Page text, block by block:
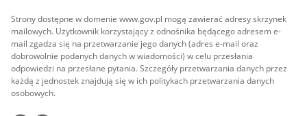
Strony dostępne w domenie www.gov.pl mogą zawierać adresy skrzynek
mailowych. Użytkownik korzystający z odnośnika będącego adresem e-
mail zgadza się na przetwarzanie jego danych (adres e-mail oraz
dobrowolnie podanych danych w wiadomości) w celu przesłania
odpowiedzi na przesłane pytania. Szczegóły przetwarzania danych przez
każdą z jednostek znajdują się w ich politykach przetwarzania danych
osobowych.